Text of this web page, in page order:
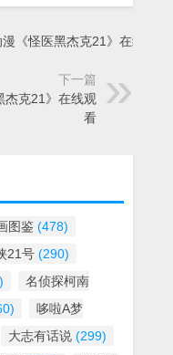
《怪医黑杰克21》在线观
下一篇
杰克21》在线观
看
图鉴 (478)
21号 (290)
名侦探柯南
哆啦A梦
大志有话说 (299)